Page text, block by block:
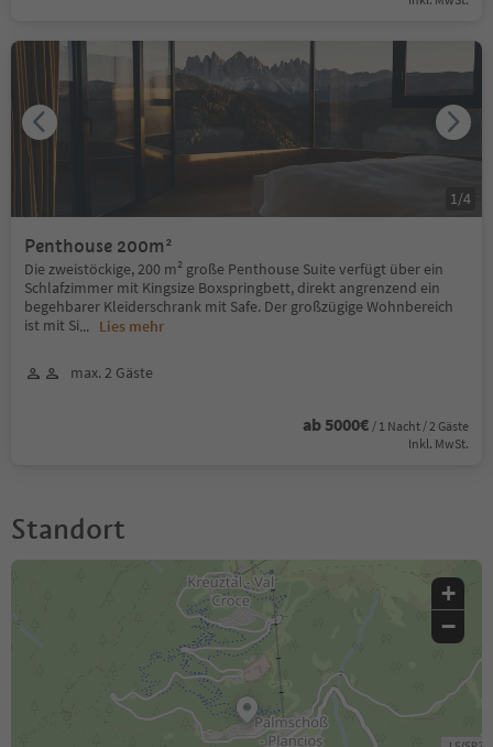
Penthouse 200m²
Die zweistöckige, 200 m² große Penthouse Suite verfügt über ein
Schlafzimmer mit Kingsize Boxspringbett, direkt angrenzend ein
begehbarer Kleiderschrank mit Safe. Der großzügige Wohnbereich
ist mit Si... Lies mehr
max. 2 Gäste
ab 5000€ / 1 Nacht / 2 Gäste
Inkl. MwSt.
1/4
Standort
+
−